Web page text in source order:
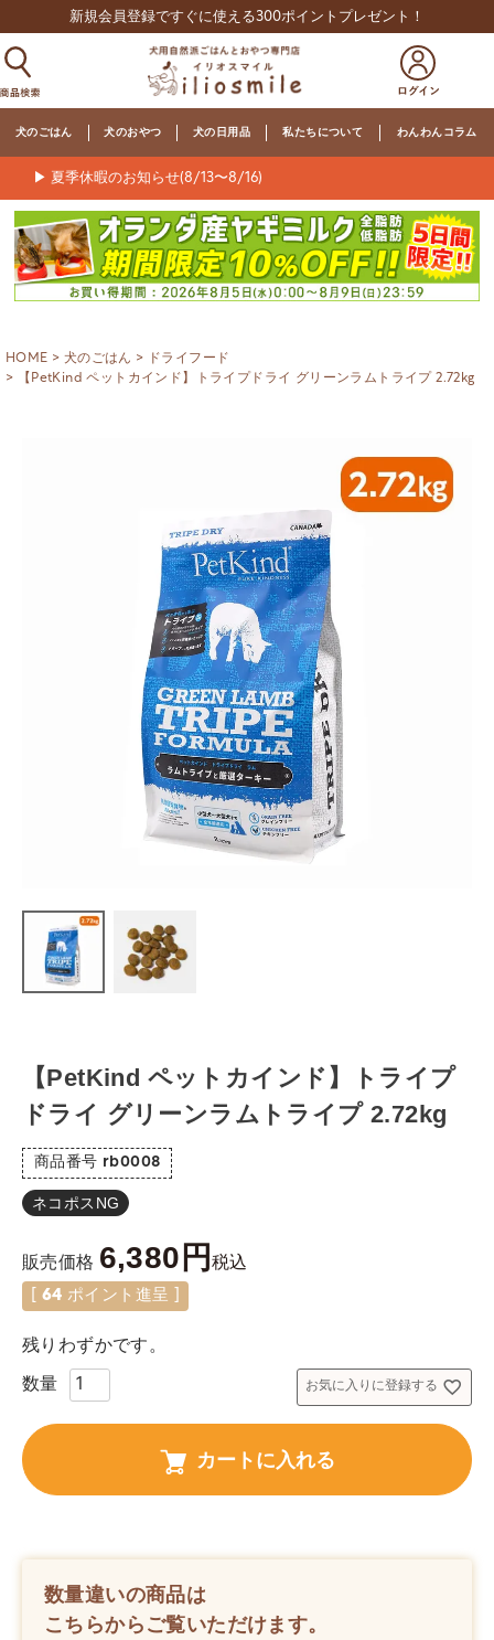
新規会員登録ですぐに使える300ポイントプレゼント！
犬のごはん 犬のおやつ 犬の日用品 私たちについて わんわんコラム
▶ 夏季休暇のお知らせ(8/13〜8/16)
HOME 犬のごはん
ドライフード
【PetKind ペットカインド】トライプドライ グリーンラムトライプ 2.72kg
【PetKind ペットカインド】トライプ
ドライ グリーンラムトライプ 2.72kg
商品番号 rb0008
ネコポスNG
販売価格 6,380 税込
64 ポイント進呈 ]
残りわずかです。
お気に入りに登録する
カートに入れる
数量違いの商品は
こちらからご覧いただけます。